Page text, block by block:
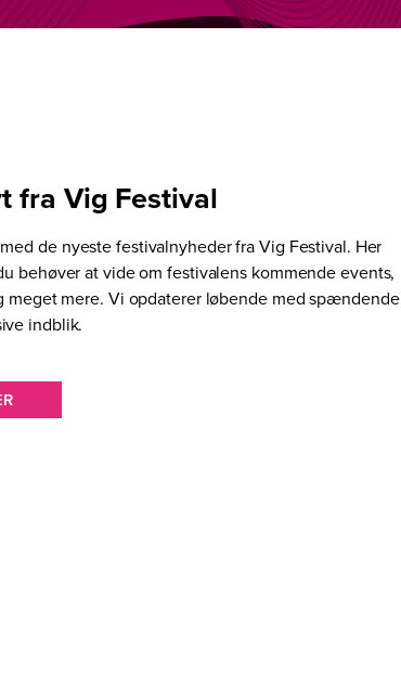
fra Vig Festival
de nyeste festivalnyheder fra Vig Festival. Her
behøver at vide om festivalens kommende events,
meget mere. Vi opdaterer løbende med spændende
indblik.